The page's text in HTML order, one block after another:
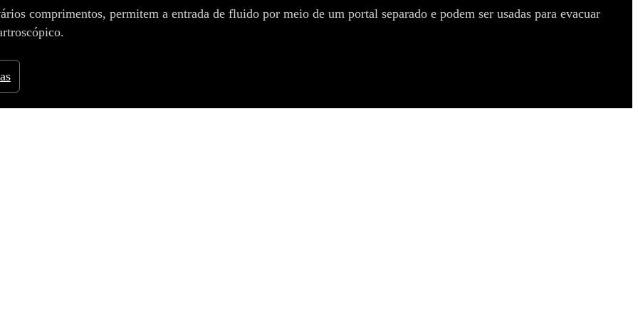
comprimentos, permitem a entrada de fluido por meio de um portal separado e podem ser usadas para evacuar